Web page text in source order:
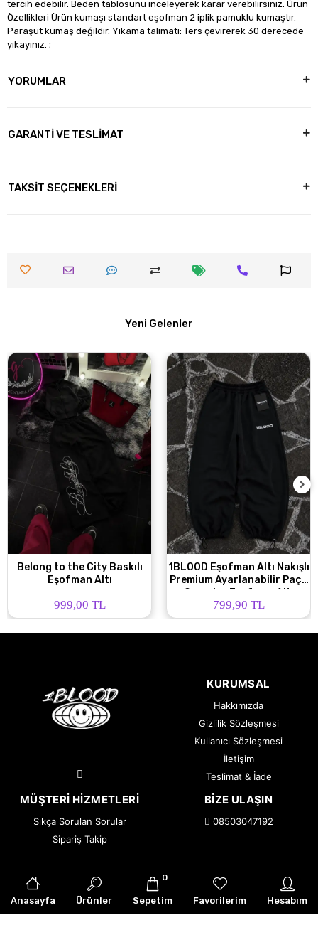
tercih edebilir. Beden tablosunu inceleyerek karar verebilirsiniz. Ürün
Özellikleri Ürün kumaşı standart eşofman 2 iplik pamuklu kumaştır.
Paraşüt kumaş değildir. Yıkama talimatı: Ters çevirerek 30 derecede
yıkayınız. ;
YORUMLAR
GARANTİ VE TESLİMAT
TAKSİT SEÇENEKLERİ
Yeni Gelenler
Belong to the City Baskılı
Eşofman Altı
999,00 TL
1BLOOD Eşofman Altı Nakışlı
Premium Ayarlanabilir Paça
Oversize Eşofman Altı
799,90 TL
KURUMSAL
Hakkımızda
Gizlilik Sözleşmesi
Kullanıcı Sözleşmesi
İletişim
Teslimat & İade
MÜŞTERI HIZMETLERI
Sıkça Sorulan Sorular
Sipariş Takip
BIZE ULAŞIN
08503047192
© 2026 1BLOOD — Tüm Hakları Saklıdır. | Armor Creative
Anasayfa Ürünler Sepetim
0
Favorilerim Hesabım